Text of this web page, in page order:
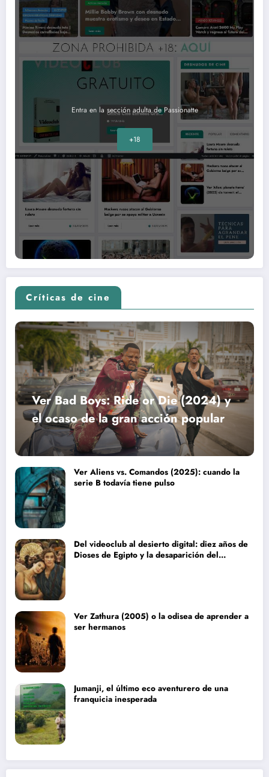
Entra en la sección adulta de Passionatte
+18
Críticas de cine
Ver Bad Boys: Ride or Die (2024) y
el ocaso de la gran acción popular
Ver Aliens vs. Comandos (2025): cuando la
serie B todavía tiene pulso
Del videoclub al desierto digital: diez años de
Dioses de Egipto y la desaparición del
Ver Zathura (2005) o la odisea de aprender a
ser hermanos
Jumanji, el último eco aventurero de una
franquicia inesperada